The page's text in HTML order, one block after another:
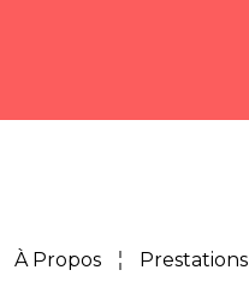
À Propos Prestations